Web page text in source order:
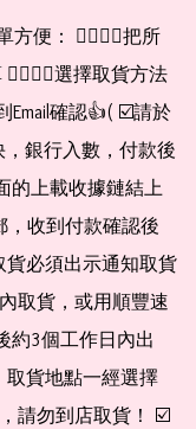
便： 👉🏻👉🏻把所
選擇取貨方法
Email確認👍( ☑️請於
，銀行入數，付款後
的上載收據鏈結上
，收到付款確認後
必須出示通知取貨
取貨，或用順豐速
約3個工作日內出
取貨地點一經選擇
請勿到店取貨！ ☑️